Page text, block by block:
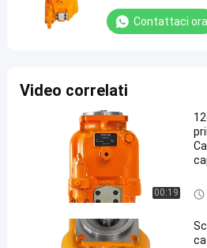
114-
0602
idrauliche
riparazione
catpump
Contattaci ora
Video correlati
00:19